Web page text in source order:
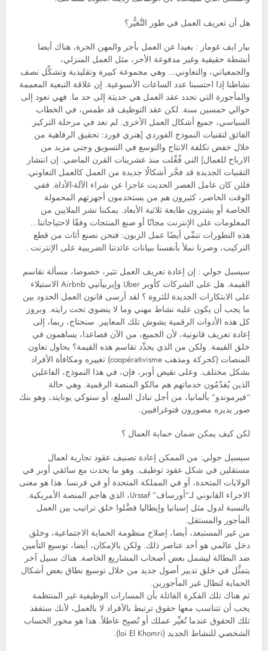
هل أن تعريف العمل في طور التَّغيُّر؟
بيار ايف غوماز : بعيدا عن العمل بأجر والمهن الحرة، هناك أيضا
أنشطة حقيقية وغير مدفوعة الأجر، مثل العمل المنزلي،
والجمعياتي، والتعاوني… وهي مجموعة كبيرة وتقليدية وتشكِّل نصف
نشاطنا إذا احتسبنا عدد الساعات الأسبوعية. إن علاقة التبعية المعممة
والمأجورة التي تحدد عقد العمل هي حديثة إلى حد ما. فهي تعود إلى
حوالي خمسين سنة. لكن عقد التوظيف قد طمس، في الخطاب
السياسي، جميع أشكال العمل الأخرى. لم نعد في مرحلة التركيز
الفائق لتقنيات النموذج الفوردي [هنري فورد: تحقيق الرفاهية من
خلال خفض تكلفة الانتاج والتوسع في التسويق وجني مزيد من
الارباح للعمال] التي فُعِّلت منذ عشرينات القرن الماضي. إن انتشار
التقنيات الجديدة قد فجَّر أشكالًا جديدة من العمل كالعمل التعاوني.
فلئن كان عامل العصر الحديث عاجزا عن شراء الآلة-الأداة. ففي
الوقت الحاضر، كثيرون هم من يستخدمون أجهزتهم المحمولة
الخاصة أو يشترون طابعة ثلاثية الأبعاد. يمكننا نشر الملايين من
المعلومات على الإنترنت مجانًا أو صنع المنتجات وفقًا لاحتياجاتنا…
هذه التطورات تنمِّي أيضًا عمل الزبون: فنحن نصنع أثاث من قطع
التركيب، وصرنا نملأ بأنفسنا ببيانات عائدتنا الضريبية على الإنترنت .
سيسيل جولي : إن إعادة تعريف العمل تثير، خصوصا، مسألة تقاسم
القيمة. هل على الشركات كأوبر Uber وإيربيآنبي Airbnb الاستيلاء
على الابتكارات الجديدة للثروة ؟ لقد أرسى قانون العمل الحدود بين
ما يجب أن يكون عليه نشاط مهني وما لا ينضوي تحت رايته. وبروز
كل هذه الأدوات الرقمية يشوش تلك المعايير. سنحتاج، ربما، إلى
إعادة تعريف قانونية، لأن الجميع، من الآن فصاعدا، يساهمون في
خلق القيمة. ولكن من الذي يحدِّد تقاسم هذه القيمة؟ يحاول تعاون
المنصات (كحركة ومذهب coopérativisme) تغييره ومكافأة الأفراد
بشكل مختلف. وعلى نقيض أوبر، فإن، في هذا النموذج، الفاعلين
الذين يُقدّمُون خدماتهم هم مالكو المنصة الرقمية. وهي حالة
“فيرموندو” بألمانيا، من أجل تبادل السلع، أو ستوكي يونايتد، وهو بنك
صور يديره مصورون فتوغرافيين.
لكن كيف يمكن ضمان حماية العمال ؟
سيسيل جولي: من الممكن إعادة تصنيف عقود تجارية لعمال
مستقلين في شكل عقود توظيف. وهو ما يحدث مع سائقي أوبر في
الولايات المتحدة، أو في المملكة المتحدة أو في فرنسا. هذا هو معنى
الاجراء القانوني لـ”أورساف” Urssaf، الذي هاجم المنصة الأمريكية.
بالنسبة لدول مثل إسبانيا وإيطاليا فضَّلوا خلق تراتيب بين العمل
المأجور والمستقل.
من غير المستبعد، أيضا، إصلاح منظومة الحماية الاجتماعية، وخلق
دخل عالمي هو أحد عناصر ذلك. ولكن بالإمكان، أيضا، توسيع التأمين
ضد البطالة ليشمل بعض أصحاب المشاريع الخاصة. هناك سبيل آخر
يتمثَّل في خلق تدبير أصول جديد من خلال توسيع نطاق بعض أشكال
الحماية لتطال غير المأجورين.
ثم هناك تلك الفكرة القائلة بأن المسارات الوظيفية غير المنتظمة
يجب أن تتناسب معها حقوق ترتبط بالأفراد لا بالعمل، لأنك ستفقد
تلك الحقوق عندما تُغيِّر عملك أو تُصبِح عاطلاً. هذا هو محور الحساب
الشخصي للنشاط الجديد (loi El Khomri).